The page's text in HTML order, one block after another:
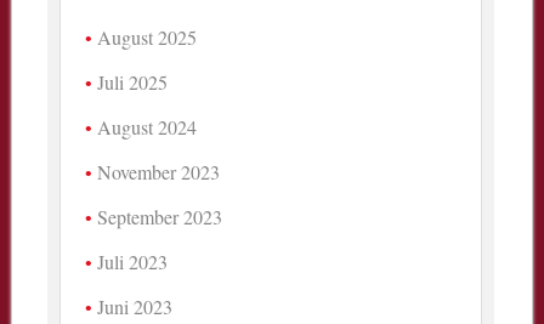
August 2025
Juli 2025
August 2024
November 2023
September 2023
Juli 2023
Juni 2023